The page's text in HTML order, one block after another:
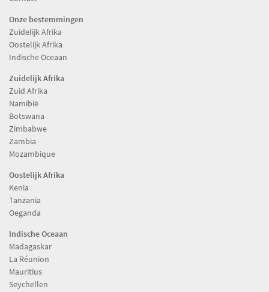
Onze bestemmingen
Zuidelijk Afrika
Oostelijk Afrika
Indische Oceaan
Zuidelijk Afrika
Zuid Afrika
Namibië
Botswana
Zimbabwe
Zambia
Mozambique
Oostelijk Afrika
Kenia
Tanzania
Oeganda
Indische Oceaan
Madagaskar
La Réunion
Mauritius
Seychellen